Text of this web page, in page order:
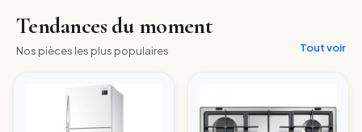
Tendances du moment
Nos pièces les plus populaires Tout voir